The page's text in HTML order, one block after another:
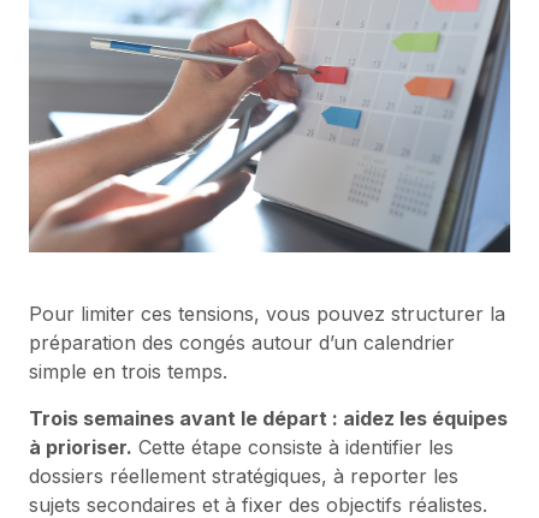
Pour limiter ces tensions, vous pouvez structurer la
préparation des congés autour d’un calendrier
simple en trois temps.
Trois semaines avant le départ : aidez les équipes
à prioriser. Cette étape consiste à identifier les
dossiers réellement stratégiques, à reporter les
sujets secondaires et à fixer des objectifs réalistes.